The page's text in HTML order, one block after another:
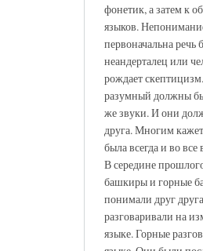
фонетик, а затем к
языков.
первоначальна речь
неандерталец или
рождает
разумный должны
же звуки. И они
друга. Многим
была всегда и во все
В середине
башкиры и горные
понимали друг
разговаривали на
языке. Горные